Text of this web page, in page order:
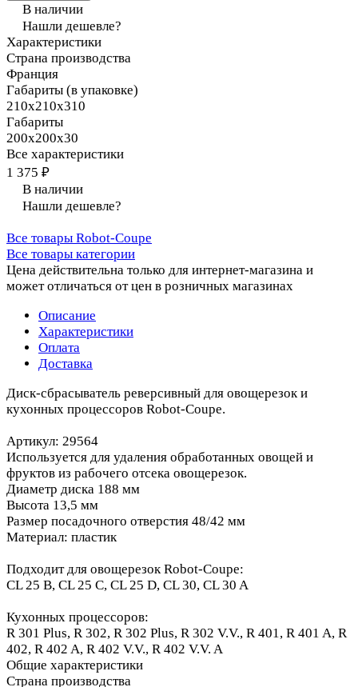
В наличии
Нашли дешевле?
Характеристики
Страна производства
Франция
Габариты (в упаковке)
210х210х310
Габариты
200х200х30
Все характеристики
1 375 ₽
В наличии
Нашли дешевле?
Все товары Robot-Coupe
Все товары категории
Цена действительна только для интернет-магазина и
может отличаться от цен в розничных магазинах
Описание
Характеристики
Оплата
Доставка
Диск-сбрасыватель реверсивный для овощерезок и
кухонных процессоров Robot-Coupe.
Артикул: 29564
Используется для удаления обработанных овощей и
фруктов из рабочего отсека овощерезок.
Диаметр диска 188 мм
Высота 13,5 мм
Размер посадочного отверстия 48/42 мм
Материал: пластик
Подходит для овощерезок Robot-Coupe:
CL 25 B, CL 25 C, CL 25 D, CL 30, CL 30 A
Кухонных процессоров:
R 301 Plus, R 302, R 302 Plus, R 302 V.V., R 401, R 401 A, R
402, R 402 A, R 402 V.V., R 402 V.V. A
Общие характеристики
Страна производства